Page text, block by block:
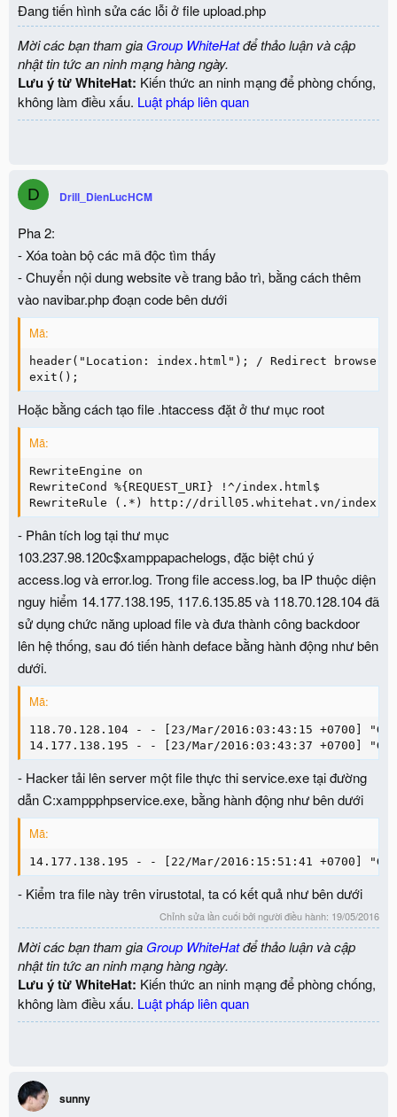
Đang tiến hình sửa các lỗi ở file upload.php
Mời các bạn tham gia Group WhiteHatđể thảo luận và cập
nhật tin tức an ninh mạng hàng ngày.
Lưu ý từ WhiteHat: Kiến thức an ninh mạng để phòng chống,
không làm điều xấu. Luật pháp liên quan
D Drill_DienLucHCM
Pha 2:
- Xóa toàn bộ các mã độc tìm thấy
- Chuyển nội dung website về trang bảo trì, bằng cách thêm
vào navibar.php đoạn code bên dưới
Mã:
header("Location: index.html"); / Redirect browser /
exit();
Hoặc bằng cách tạo file .htaccess đặt ở thư mục root
Mã:
RewriteEngine on
RewriteCond %{REQUEST_URI} !^/index.html$
RewriteRule (.*) http://drill05.whitehat.vn/
- Phân tích log tại thư mục
103.237.98.120c$xamppapachelogs, đặc biệt chú ý
access.log và error.log. Trong file access.log, ba IP thuộc diện
nguy hiểm 14.177.138.195, 117.6.135.85 và 118.70.128.104 đã
sử dụng chức năng upload file và đưa thành công backdoor
lên hệ thống, sau đó tiến hành deface bằng hành động như bên
dưới.
Mã:
118.70.128.104 - - [23/Mar/2016:03:43:15 +0700] "GET
14.177.138.195 - - [23/Mar/2016:03:43:37 +0700]
- Hacker tải lên server một file thực thi service.exe tại đường
dẫn C:xamppphpservice.exe, bằng hành động như bên dưới
Mã:
14.177.138.195 - - [22/Mar/2016:15:51:41 +0700]
- Kiểm tra file này trên virustotal, ta có kết quả như bên dưới
Chỉnh sửa lần cuối bởi người điều hành: 19/05/2016
Mời các bạn tham gia Group WhiteHatđể thảo luận và cập
nhật tin tức an ninh mạng hàng ngày.
Lưu ý từ WhiteHat: Kiến thức an ninh mạng để phòng chống,
không làm điều xấu. Luật pháp liên quan
sunny